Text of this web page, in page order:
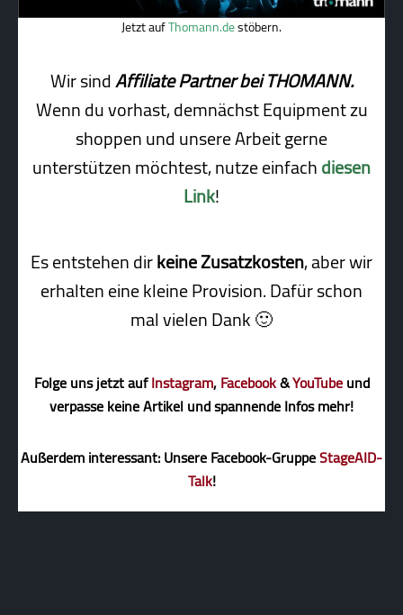
Jetzt aufThomann.destöbern.
Wir sindAffiliate Partner bei THOMANN.
Wenn du vorhast, demnächst Equipment zu
shoppen und unsere Arbeit gerne
unterstützen möchtest, nutze einfachdiesen
Link!
Es entstehen dirkeine Zusatzkosten, aber wir
erhalten eine kleine Pro­vi­sion. Dafür schon
mal vielen Dank 🙂
Folge uns jetzt aufInstagram,Facebook&YouTubeund
verpasse keine Artikel und spannende Infos mehr!
Außerdem interessant: Unsere Facebook-GruppeStageAID-
Talk!